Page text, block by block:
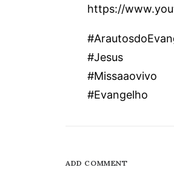
https://
#Jesus
#Missaaovivo
#Evangelho
ADD COMMENT